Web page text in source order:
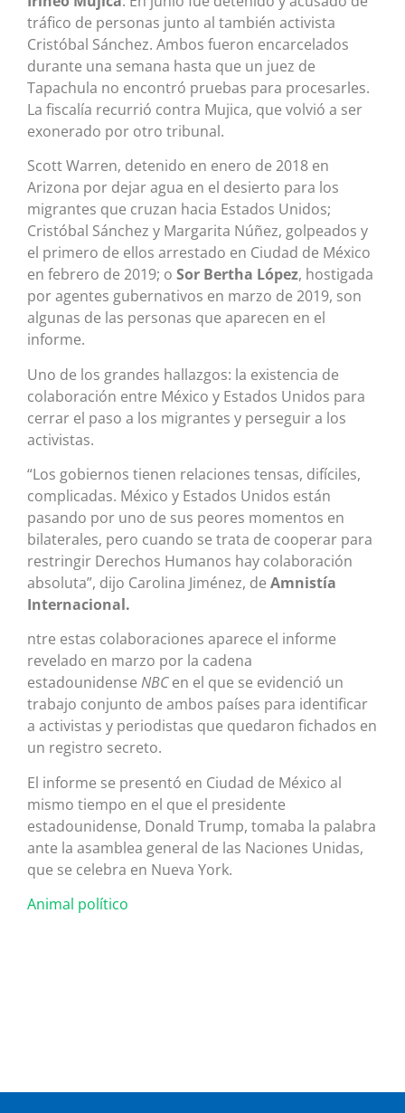
tráfico de personas junto al también activista
Cristóbal Sánchez. Ambos fueron encarcelados
durante una semana hasta que un juez de
Tapachula no encontró pruebas para procesarles.
La fiscalía recurrió contra Mujica, que volvió a ser
exonerado por otro tribunal.
Scott Warren, detenido en enero de 2018 en
Arizona por dejar agua en el desierto para los
migrantes que cruzan hacia Estados Unidos;
Cristóbal Sánchez y Margarita Núñez, golpeados y
el primero de ellos arrestado en Ciudad de México
en febrero de 2019; o Sor Bertha López, hostigada
por agentes gubernativos en marzo de 2019, son
algunas de las personas que aparecen en el
informe.
Uno de los grandes hallazgos: la existencia de
colaboración entre México y Estados Unidos para
cerrar el paso a los migrantes y perseguir a los
activistas.
“Los gobiernos tienen relaciones tensas, difíciles,
complicadas. México y Estados Unidos están
pasando por uno de sus peores momentos en
bilaterales, pero cuando se trata de cooperar para
restringir Derechos Humanos hay colaboración
absoluta”, dijo Carolina Jiménez, de Amnistía
Internacional.
ntre estas colaboraciones aparece el informe
revelado en marzo por la cadena
estadounidense NBCen el que se evidenció un
trabajo conjunto de ambos países para identificar
a activistas y periodistas que quedaron fichados en
un registro secreto.
El informe se presentó en Ciudad de México al
mismo tiempo en el que el presidente
estadounidense, Donald Trump, tomaba la palabra
ante la asamblea general de las Naciones Unidas,
que se celebra en Nueva York.
Animal político